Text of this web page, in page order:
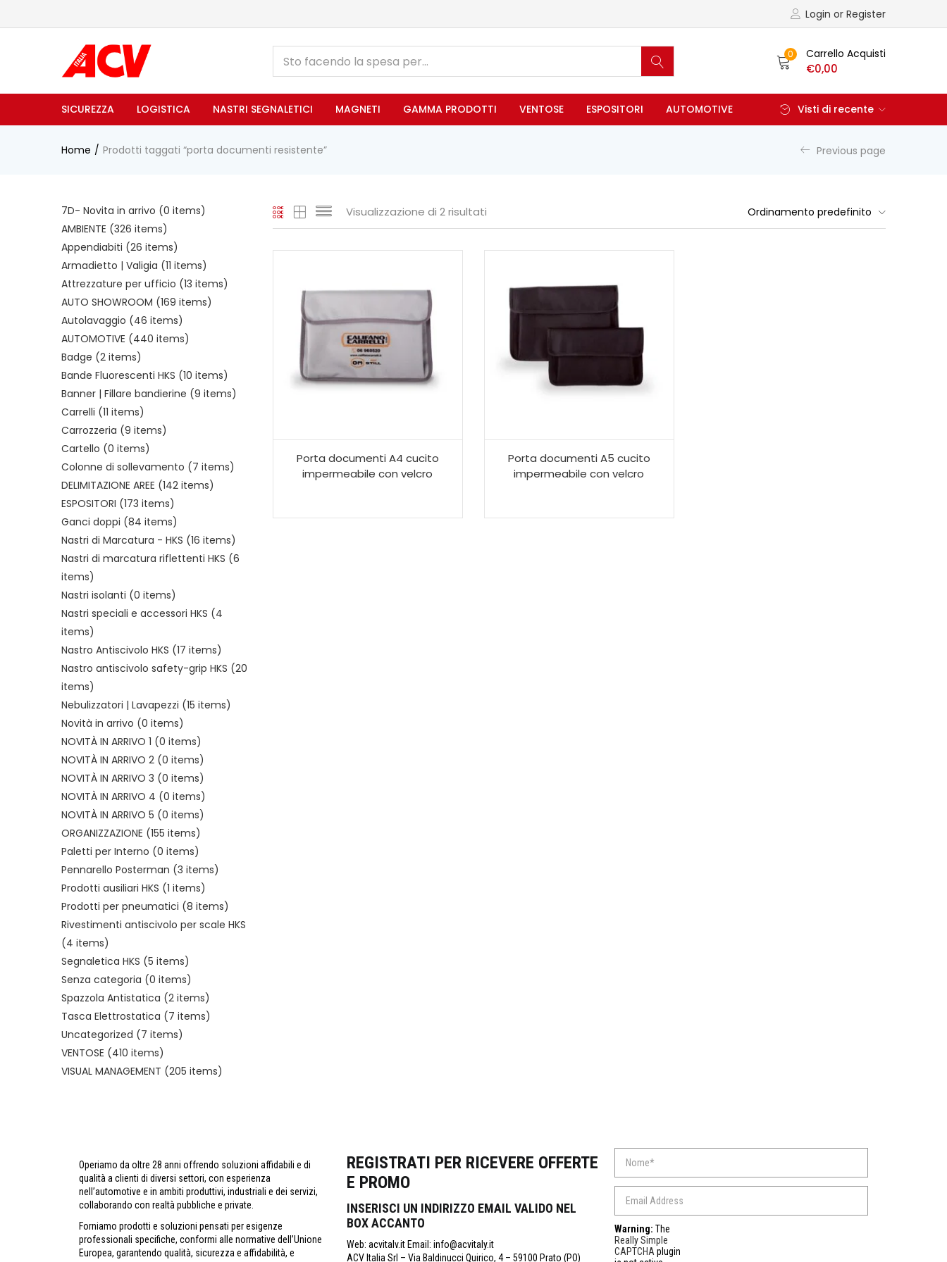
Login or Register
0 Carrello Acquisti
€0,00
SICUREZZA LOGISTICA NASTRI SEGNALETICI MAGNETI GAMMA PRODOTTI VENTOSE ESPOSITORI AUTOMOTIVE Visti di recente
Home Prodotti taggati “porta documenti resistente” Previous page
Visualizzazione di 2 risultati Ordinamento predefinito
Porta documenti A4 cucito
impermeabile con velcro
Porta documenti A5 cucito
impermeabile con velcro
7D- Novita in arrivo (0 items)
AMBIENTE (326 items)
Appendiabiti (26 items)
Armadietto | Valigia (11 items)
Attrezzature per ufficio (13 items)
AUTO SHOWROOM (169 items)
Autolavaggio (46 items)
AUTOMOTIVE (440 items)
Badge (2 items)
Bande Fluorescenti HKS (10 items)
Banner | Fillare bandierine (9 items)
Carrelli (11 items)
Carrozzeria (9 items)
Cartello (0 items)
Colonne di sollevamento (7 items)
DELIMITAZIONE AREE (142 items)
ESPOSITORI (173 items)
Ganci doppi (84 items)
Nastri di Marcatura - HKS (16 items)
Nastri di marcatura riflettenti HKS (6
items)
Nastri isolanti (0 items)
Nastri speciali e accessori HKS (4
items)
Nastro Antiscivolo HKS (17 items)
Nastro antiscivolo safety-grip HKS (20
items)
Nebulizzatori | Lavapezzi (15 items)
Novità in arrivo (0 items)
NOVITÀ IN ARRIVO 1 (0 items)
NOVITÀ IN ARRIVO 2 (0 items)
NOVITÀ IN ARRIVO 3 (0 items)
NOVITÀ IN ARRIVO 4 (0 items)
NOVITÀ IN ARRIVO 5 (0 items)
ORGANIZZAZIONE (155 items)
Paletti per Interno (0 items)
Pennarello Posterman (3 items)
Prodotti ausiliari HKS (1 items)
Prodotti per pneumatici (8 items)
Rivestimenti antiscivolo per scale HKS
(4 items)
Segnaletica HKS (5 items)
Senza categoria (0 items)
Spazzola Antistatica (2 items)
Tasca Elettrostatica (7 items)
Uncategorized (7 items)
VENTOSE (410 items)
VISUAL MANAGEMENT (205 items)
Operiamo da oltre 28 anni offrendo soluzioni affidabili e di
qualità a clienti di diversi settori, con esperienza
nell’automotive e in ambiti produttivi, industriali e dei servizi,
collaborando con realtà pubbliche e private.
Forniamo prodotti e soluzioni pensati per esigenze
professionali specifiche, conformi alle normative dell’Unione
Europea, garantendo qualità, sicurezza e affidabilità, e
REGISTRATI PER RICEVERE OFFERTE
E PROMO
INSERISCI UN INDIRIZZO EMAIL VALIDO NEL
BOX ACCANTO
Web: acvitalv.it Email: info@acvitaly.it
ACV Italia Srl – Via Baldinucci Quirico, 4 – 59100 Prato (PO)
Warning: The
Really Simple
CAPTCHA plugin